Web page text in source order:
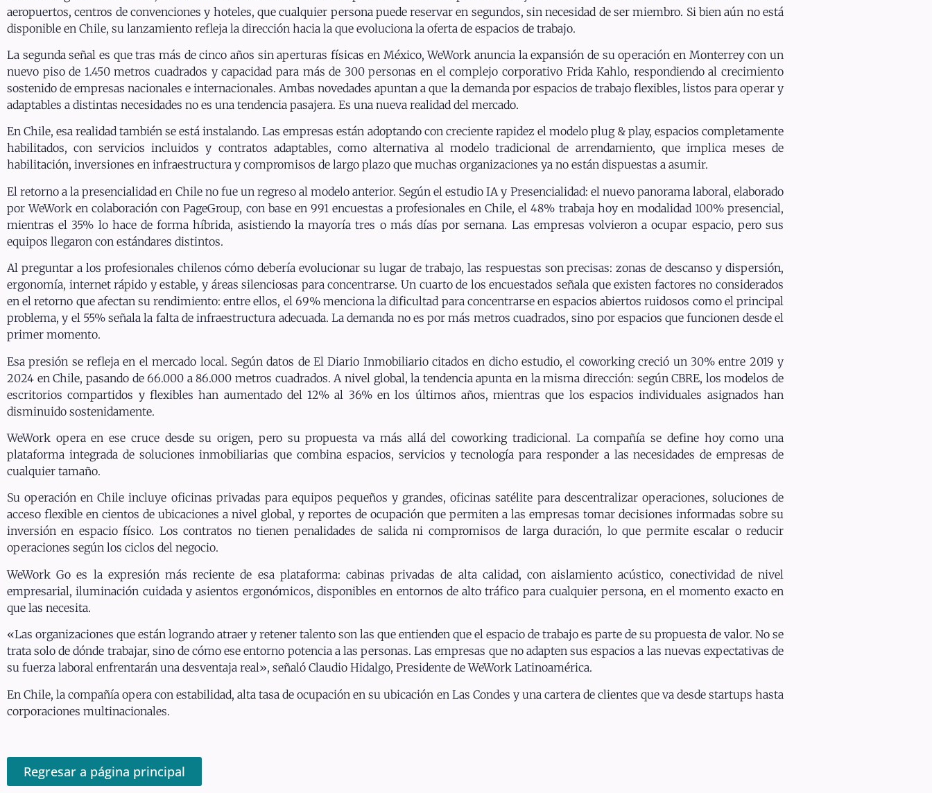
aeropuertos, centros de convenciones y hoteles, que cualquier persona puede reservar en segundos, sin necesidad de ser miembro. Si bien aún no está
disponible en Chile, su lanzamiento refleja la dirección hacia la que evoluciona la oferta de espacios de trabajo.
La segunda señal es que tras más de cinco años sin aperturas físicas en México, WeWork anuncia la expansión de su operación en Monterrey con un
nuevo piso de 1.450 metros cuadrados y capacidad para más de 300 personas en el complejo corporativo Frida Kahlo, respondiendo al crecimiento
sostenido de empresas nacionales e internacionales. Ambas novedades apuntan a que la demanda por espacios de trabajo flexibles, listos para operar y
adaptables a distintas necesidades no es una tendencia pasajera. Es una nueva realidad del mercado.
En Chile, esa realidad también se está instalando. Las empresas están adoptando con creciente rapidez el modelo plug & play, espacios completamente
habilitados, con servicios incluidos y contratos adaptables, como alternativa al modelo tradicional de arrendamiento, que implica meses de
habilitación, inversiones en infraestructura y compromisos de largo plazo que muchas organizaciones ya no están dispuestas a asumir.
El retorno a la presencialidad en Chile no fue un regreso al modelo anterior. Según el estudio IA y Presencialidad: el nuevo panorama laboral, elaborado
por WeWork en colaboración con PageGroup, con base en 991 encuestas a profesionales en Chile, el 48% trabaja hoy en modalidad 100% presencial,
mientras el 35% lo hace de forma híbrida, asistiendo la mayoría tres o más días por semana. Las empresas volvieron a ocupar espacio, pero sus
equipos llegaron con estándares distintos.
Al preguntar a los profesionales chilenos cómo debería evolucionar su lugar de trabajo, las respuestas son precisas: zonas de descanso y dispersión,
ergonomía, internet rápido y estable, y áreas silenciosas para concentrarse. Un cuarto de los encuestados señala que existen factores no considerados
en el retorno que afectan su rendimiento: entre ellos, el 69% menciona la dificultad para concentrarse en espacios abiertos ruidosos como el principal
problema, y el 55% señala la falta de infraestructura adecuada. La demanda no es por más metros cuadrados, sino por espacios que funcionen desde el
primer momento.
Esa presión se refleja en el mercado local. Según datos de El Diario Inmobiliario citados en dicho estudio, el coworking creció un 30% entre 2019 y
2024 en Chile, pasando de 66.000 a 86.000 metros cuadrados. A nivel global, la tendencia apunta en la misma dirección: según CBRE, los modelos de
escritorios compartidos y flexibles han aumentado del 12% al 36% en los últimos años, mientras que los espacios individuales asignados han
disminuido sostenidamente.
WeWork opera en ese cruce desde su origen, pero su propuesta va más allá del coworking tradicional. La compañía se define hoy como una
plataforma integrada de soluciones inmobiliarias que combina espacios, servicios y tecnología para responder a las necesidades de empresas de
cualquier tamaño.
Su operación en Chile incluye oficinas privadas para equipos pequeños y grandes, oficinas satélite para descentralizar operaciones, soluciones de
acceso flexible en cientos de ubicaciones a nivel global, y reportes de ocupación que permiten a las empresas tomar decisiones informadas sobre su
inversión en espacio físico. Los contratos no tienen penalidades de salida ni compromisos de larga duración, lo que permite escalar o reducir
operaciones según los ciclos del negocio.
WeWork Go es la expresión más reciente de esa plataforma: cabinas privadas de alta calidad, con aislamiento acústico, conectividad de nivel
empresarial, iluminación cuidada y asientos ergonómicos, disponibles en entornos de alto tráfico para cualquier persona, en el momento exacto en
que las necesita.
«Las organizaciones que están logrando atraer y retener talento son las que entienden que el espacio de trabajo es parte de su propuesta de valor. No se
trata solo de dónde trabajar, sino de cómo ese entorno potencia a las personas. Las empresas que no adapten sus espacios a las nuevas expectativas de
su fuerza laboral enfrentarán una desventaja real», señaló Claudio Hidalgo, Presidente de WeWork Latinoamérica.
En Chile, la compañía opera con estabilidad, alta tasa de ocupación en su ubicación en Las Condes y una cartera de clientes que va desde startups hasta
corporaciones multinacionales.
Regresar a página principal